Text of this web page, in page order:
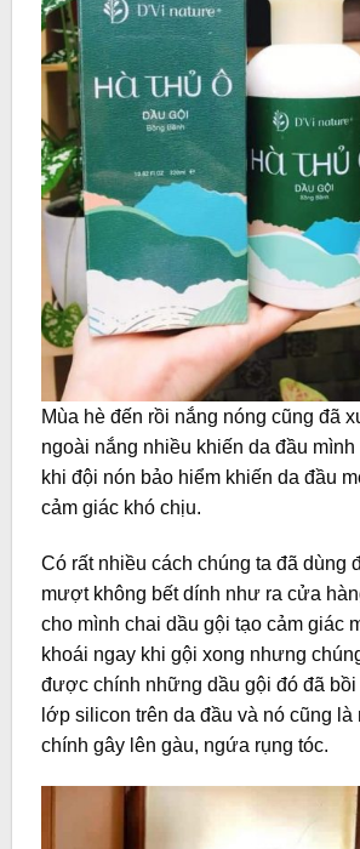
Mùa hè đến rồi nắng nóng cũng đã
ngoài nắng nhiều khiến da đầu
khi đội nón bảo hiểm khiến da đầu
cảm giác khó chịu.
Có rất nhiều cách chúng ta đã dùng
mượt không bết dính như ra cửa
cho mình chai dầu gội tạo cảm giác
khoái ngay khi gội xong nhưng
được chính những dầu gội đó đã bồi
lớp silicon trên da đầu và nó cũng là
chính gây lên gàu, ngứa rụng tóc.